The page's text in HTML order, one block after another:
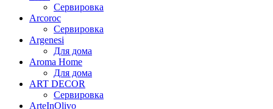
Сервировка
Arcoroc
Сервировка
Argenesi
Для дома
Aroma Home
Для дома
ART DECOR
Сервировка
ArteInOlivo